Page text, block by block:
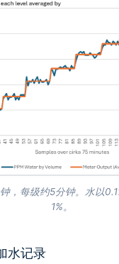
，每级约5分钟。水以
1%。
水记录